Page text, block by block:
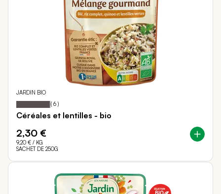
JARDIN BIO
Notation: 97
% of
( 6 )
Céréales et lentilles - bio
2,30 €
9,20 € / KG
SACHET DE 250G